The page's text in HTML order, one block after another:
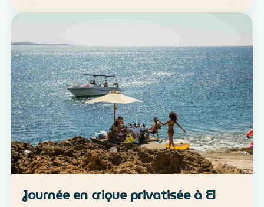
30 Distance : environ 5 km Niveau :
sortie …
Journée en crique privatisée à El